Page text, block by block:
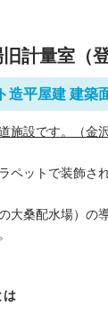
計量室（
造平屋建 建築
施設です。（金
ペットで装飾さ
大桑配水場）
は